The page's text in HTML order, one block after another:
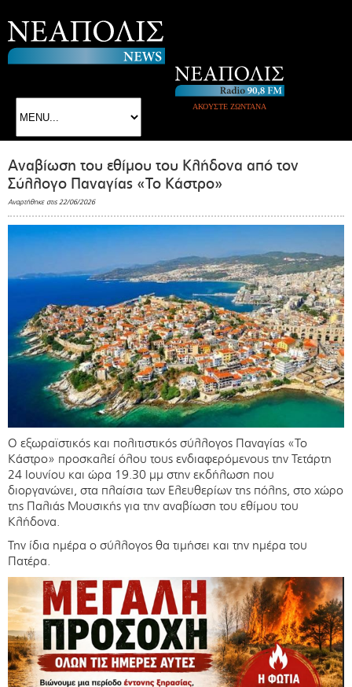
ΑΚΟΥΣΤΕ ΖΩΝΤΑΝΑ
Αναβίωση του εθίμου του Κλήδονα από τον
Σύλλογο Παναγίας «Το Κάστρο»
Αναρτήθηκε στις 22/06/2026
Ο εξωραϊστικός και πολιτιστικός σύλλογος Παναγίας «Το
Κάστρο» προσκαλεί όλου τους ενδιαφερόμενους την Τετάρτη
24 Ιουνίου και ώρα 19.30 μμ στην εκδήλωση που
διοργανώνει, στα πλαίσια των Ελευθερίων της πόλης, στο χώρο
της Παλιάς Μουσικής για την αναβίωση του εθίμου του
Κλήδονα.
Την ίδια ημέρα ο σύλλογος θα τιμήσει και την ημέρα του
Πατέρα.